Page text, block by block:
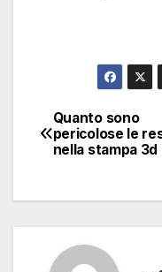
articoli
Quanto sono
pericolose le
nella stampa 3d